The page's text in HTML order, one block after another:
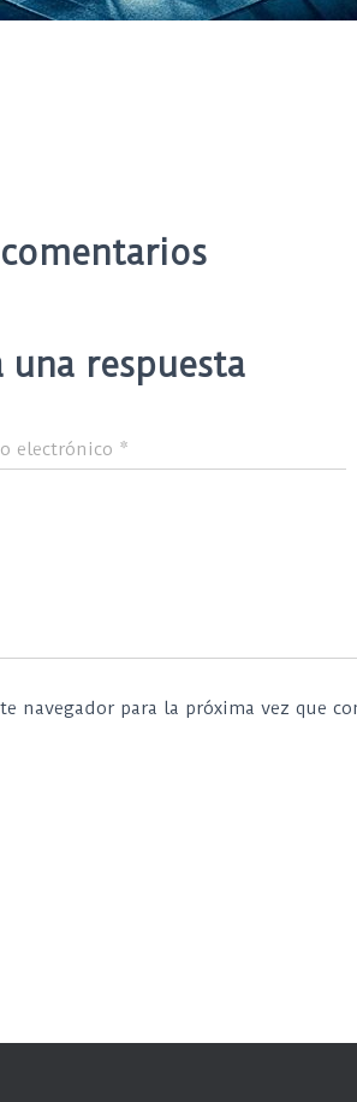
una respuesta
electrónico *
navegador para la próxima vez que